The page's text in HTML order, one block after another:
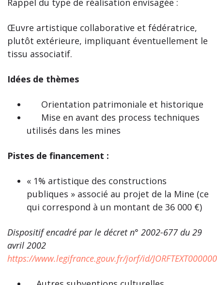
Rappel du type de réalisation envisagée :
Œuvre artistique collaborative et fédératrice,
plutôt extérieure, impliquant éventuellement le
tissu associatif.
Idées de thèmes
Orientation patrimoniale et historique
Mise en avant des process techniques
utilisés dans les mines
Pistes de financement :
« 1% artistique des constructions
publiques » associé au projet de la Mine (ce
qui correspond à un montant de 36 000 €)
Dispositif encadré par le décret n° 2002-677 du 29
avril 2002
https://www.legifrance.gouv.fr/jorf/id/